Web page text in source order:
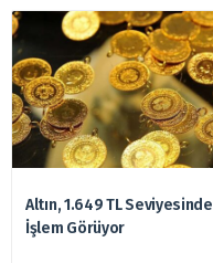
Altın, 1.649 TL Seviyesinde
İşlem Görüyor